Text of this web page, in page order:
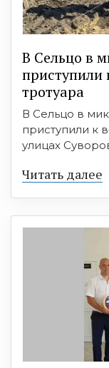
В Сельцо в
приступили
тротуара
В Сельцо в
приступили к
улицах
Читать далее